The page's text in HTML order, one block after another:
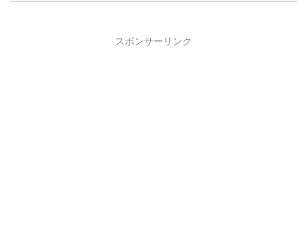
スポンサーリンク